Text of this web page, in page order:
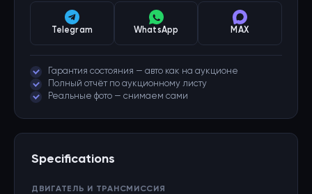
Telegram WhatsApp MAX
Гарантия состояния — авто как на аукционе
Полный отчёт по аукционному листу
Реальные фото — снимаем сами
Specifications
ДВИГАТЕЛЬ И ТРАНСМИССИЯ